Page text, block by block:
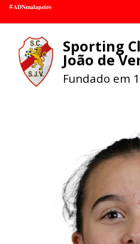
#𝐀𝐃𝐍𝐦𝐚𝐥𝐚𝐩𝐞𝐢𝐫𝐨
Sporting
João de
Fundado em